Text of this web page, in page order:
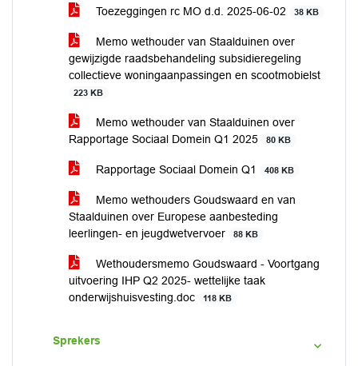
Toezeggingen rc MO d.d. 2025-06-02 38 KB
Memo wethouder van Staalduinen over
gewijzigde raadsbehandeling subsidieregeling
collectieve woningaanpassingen en scootmobielst
223 KB
Memo wethouder van Staalduinen over
Rapportage Sociaal Domein Q1 2025
80 KB
Rapportage Sociaal Domein Q1 408 KB
Memo wethouders Goudswaard en van
Staalduinen over Europese aanbesteding
leerlingen- en jeugdwetvervoer
88 KB
Wethoudersmemo Goudswaard - Voortgang
uitvoering IHP Q2 2025- wettelijke taak
onderwijshuisvesting.doc
118 KB
Sprekers